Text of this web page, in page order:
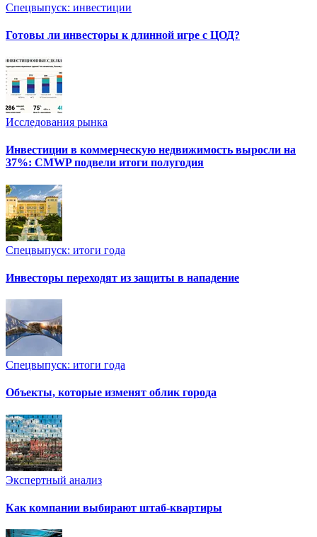
Спецвыпуск: инвестиции
Готовы ли инвесторы к длинной игре с ЦОД?
Исследования рынка
Инвестиции в коммерческую недвижимость выросли на
37%: CMWP подвели итоги полугодия
Спецвыпуск: итоги года
Инвесторы переходят из защиты в нападение
Спецвыпуск: итоги года
Объекты, которые изменят облик города
Экспертный анализ
Как компании выбирают штаб-квартиры